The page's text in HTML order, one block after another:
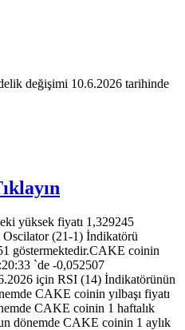
değişimi 10.6.2026 tarihinde
yüksek fiyatı 1,329245
(21-1) İndikatörü
göstermektedir.CAKE coinin
`de -0,052507
için RSI (14) İndikatörünün
CAKE coinin yılbaşı fiyatı
CAKE coinin 1 haftalık
dönemde CAKE coinin 1 aylık